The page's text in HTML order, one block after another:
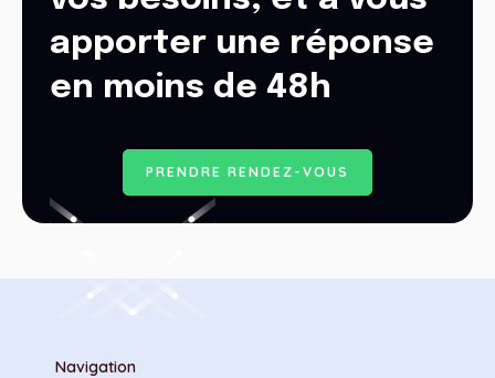
apporter une réponse
en moins de 48h
P RE ND RE RE ND E Z - VO US
Navigation